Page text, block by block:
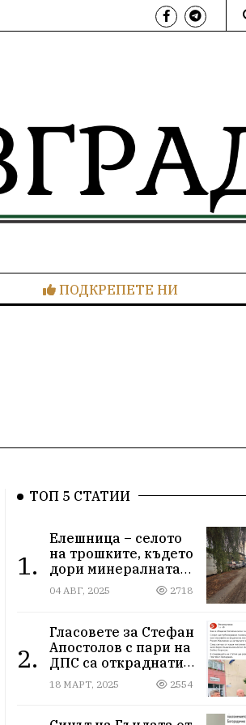
ПОДКРЕПЕТЕ НИ
ТОП 5 СТАТИИ
1.
Елешница – селото
на трошките, където
дори минералната
вода не може да
измие срама
04 АВГ, 2025 2718
2.
Гласовете за Стефан
Апостолов с пари на
ДПС са откраднати
от Иван Герчев,
медия бухалка го
18 МАРТ, 2025 2554